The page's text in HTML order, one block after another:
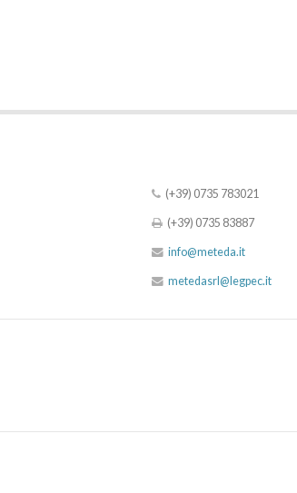
(+39) 0735 783021
(+39) 0735 83887
info@meteda.it
metedasrl@legpec.it